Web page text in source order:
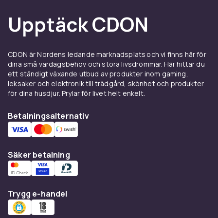
småfix i hemmet eller större äventyr, hittar du
lösningarna här.
Presenter och minnessaker
för livets första år
Letar du efter en doppresent eller något extra
till babyshowern? Våra bebispresentset,
babyfiltar och första leksaker är mer än bara
gåvor – de är början på minnen. En omtanke
som känns, både nu och länge framåt.
Babyprodukter &
babytillbehör – samlat på ett
ställe
CDON samlar babyprodukter, babytillbehör
Upptäck CDON
CDON är Nordens ledande marknadsplats och vi finns här för
dina små vardagsbehov och stora livsdrömmar. Här hittar du
ett ständigt växande utbud av produkter inom gaming,
leksaker och elektronik till trädgård, skönhet och produkter
för dina husdjur. Prylar för livet helt enkelt.
Betalningsalternativ
Säker betalning
Trygg e-handel